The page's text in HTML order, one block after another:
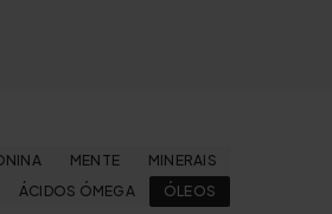
MENTE
MINERAIS
ÁCIDOS ÓMEGA ÓLEOS